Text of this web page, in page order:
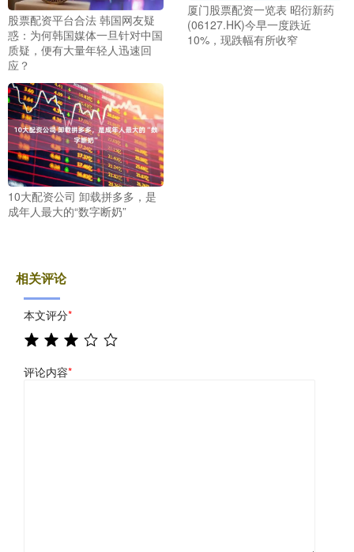
股票配资平台合法 韩国网友疑
惑：为何韩国媒体一旦针对中国
质疑，便有大量年轻人迅速回
应？
厦门股票配资一览表 昭衍新药
(06127.HK)今早一度跌近
10%，现跌幅有所收窄
10大配资公司 卸载拼多多，是
成年人最大的“数字断奶”
相关评论
本文评分*
评论内容*